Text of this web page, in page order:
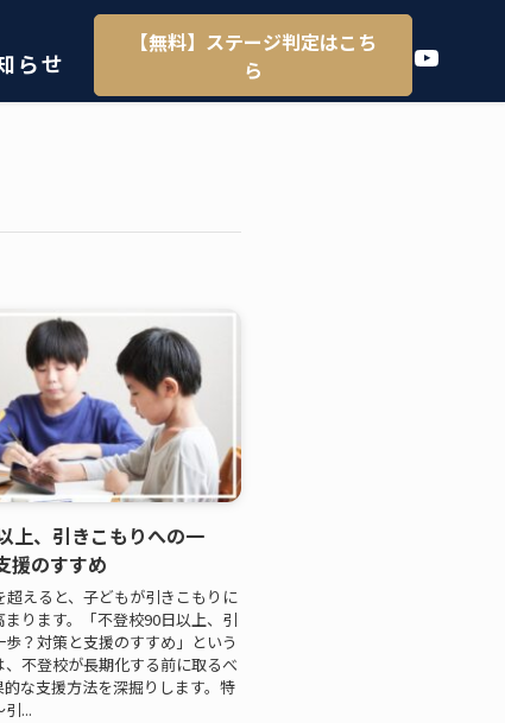
らせ
【無料】ステージ判定はこち
ら
YouTube
上、引きこもりへの一
援のすすめ
超えると、子どもが引きこもりに
ります。「不登校90日以上、引
？対策と支援のすすめ」という
、不登校が長期化する前に取るべ
な支援方法を深掘りします。特
...